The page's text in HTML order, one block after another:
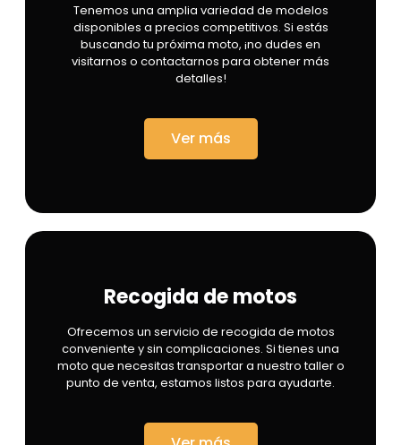
Tenemos una amplia variedad de modelos
disponibles a precios competitivos. Si estás
buscando tu próxima moto, ¡no dudes en
visitarnos o contactarnos para obtener más
detalles!
Ver más
Recogida de motos
Ofrecemos un servicio de recogida de motos
conveniente y sin complicaciones. Si tienes una
moto que necesitas transportar a nuestro taller o
punto de venta, estamos listos para ayudarte.